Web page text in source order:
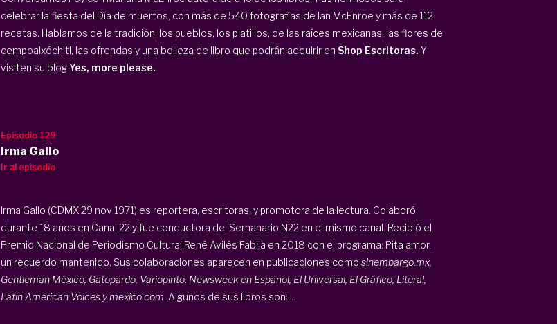
celebrar la fiesta del Día de muertos, con más de 540 fotografías de Ian McEnroe y más de 112
recetas. Hablamos de la tradición, los pueblos, los platillos, de las raíces mexicanas, las flores de
cempoalxóchitl, las ofrendas y una belleza de libro que podrán adquirir en Shop Escritoras. Y
visiten su blogYes, more please.
Episodio 129
Irma Gallo
Ir al episodio
Irma Gallo (CDMX 29 nov 1971) es reportera, escritoras, y promotora de la lectura. Colaboró
durante 18 años en Canal 22 y fue conductora del Semanario N22 en el mismo canal. Recibió el
Premio Nacional de Periodismo Cultural René Avilés Fabila en 2018 con el programa: Pita amor,
un recuerdo mantenido. Sus colaboraciones aparecen en publicaciones como sinembargo.mx,
Gentleman México, Gatopardo, Variopinto, Newsweek en Español, El Universal, El Gráfico, Literal,
Latin American Voices y mexico.com. Algunos de sus libros son: ...